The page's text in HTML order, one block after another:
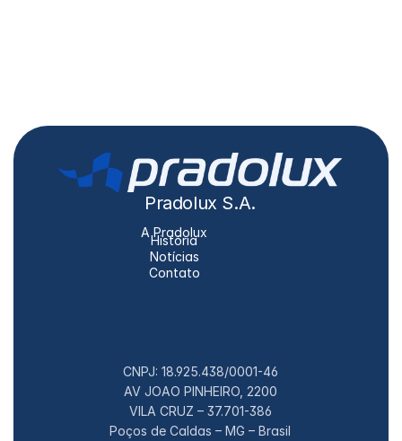
Pradolux S.A.
A Pradolux
História
Notícias
Contato
CNPJ: 18.925.438/0001-46
AV JOAO PINHEIRO, 2200
VILA CRUZ – 37.701-386
Poços de Caldas – MG – Brasil